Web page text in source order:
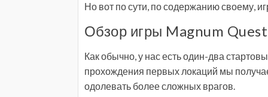
Но вот по сути, по содержанию своему,
Обзор игры Magnum Quest
Как обычно, у нас есть один-два
прохождения первых локаций мы
одолевать более сложных врагов.